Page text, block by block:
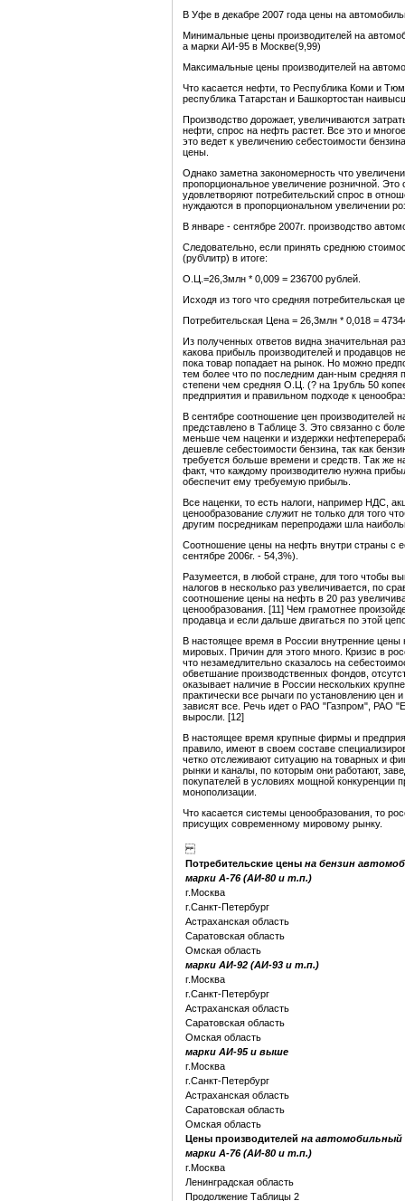
В Уфе в декабре 2007 года цены на
Минимальные цены производителей на
а марки АИ-95 в Москве(9,99)
Максимальные цены производителей на
Что касается нефти, то Республика Коми и
республика Татарстан и Башкортостан
Производство дорожает, увеличиваются
нефти, спрос на нефть растет. Все это и
это ведет к увеличению себестоимости
цены.
Однако заметна закономерность что
пропорциональное увеличение розничной.
удовлетворяют потребительский спрос в
нуждаются в пропорциональном увеличении
В январе - сентябре 2007г. производство
Следовательно, если принять среднюю
(руб\литр) в итоге:
О.Ц.=26,3млн * 0,009 = 236700 рублей.
Исходя из того что средняя потребительская
Потребительская Цена = 26,3млн * 0,018 =
Из полученных ответов видна значительная
какова прибыль производителей и продавцов
пока товар попадает на рынок. Но можно
тем более что по последним дан-ным средняя
степени чем средняя О.Ц. (? на 1рубль 50
предприятия и правильном подходе к
В сентябре соотношение цен производителей
представлено в Таблице 3. Это связанно с
меньше чем наценки и издержки
дешевле себестоимости бензина, так как
требуется больше времени и средств. Так же
факт, что каждому производителю нужна
обеспечит ему требуемую прибыль.
Все наценки, то есть налоги, например НДС,
ценообразование служит не только для того
другим посредникам перепродажи шла
Соотношение цены на нефть внутри страны с
сентябре 2006г. - 54,3%).
Разумеется, в любой стране, для того чтобы
налогов в несколько раз увеличивается, по
соотношение цены на нефть в 20 раз
ценообразования. [11] Чем грамотнее
продавца и если дальше двигаться по этой
В настоящее время в России внутренние
мировых. Причин для этого много. Кризис в
что незамедлительно сказалось на
обветшание производственных фондов,
оказывает наличие в России нескольких
практически все рычаги по установлению цен
зависят все. Речь идет о РАО "Газпром", РАО
выросли. [12]
В настоящее время крупные фирмы и
правило, имеют в своем составе
четко отслеживают ситуацию на товарных и
рынки и каналы, по которым они работают,
покупателей в условиях мощной конкуренции
монополизации.
Что касается системы ценообразования, то
присущих современному мировому рынку.
Потребительские цены на бензин
марки А-76 (АИ-80 и т.п.)
г.Москва
г.Санкт-Петербург
Астраханская область
Саратовская область
Омская область
марки АИ-92 (АИ-93 и т.п.)
г.Москва
г.Санкт-Петербург
Астраханская область
Саратовская область
Омская область
марки АИ-95 и выше
г.Москва
г.Санкт-Петербург
Астраханская область
Саратовская область
Омская область
Цены производителей на автомобильный
марки А-76 (АИ-80 и т.п.)
г.Москва
Ленинградская область
Продолжение Таблицы 2